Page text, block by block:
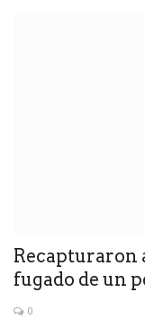
Recapturaron
fugado de un
0